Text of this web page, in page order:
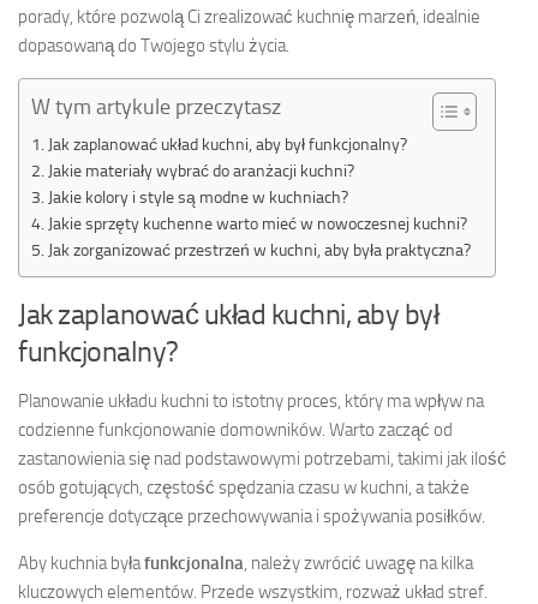
porady, które pozwolą Ci zrealizować kuchnię marzeń, idealnie
dopasowaną do Twojego stylu życia.
W tym artykule przeczytasz
Jak zaplanować układ kuchni, aby był funkcjonalny?
Jakie materiały wybrać do aranżacji kuchni?
Jakie kolory i style są modne w kuchniach?
Jakie sprzęty kuchenne warto mieć w nowoczesnej kuchni?
Jak zorganizować przestrzeń w kuchni, aby była praktyczna?
Jak zaplanować układ kuchni, aby był
funkcjonalny?
Planowanie układu kuchni to istotny proces, który ma wpływ na
codzienne funkcjonowanie domowników. Warto zacząć od
zastanowienia się nad podstawowymi potrzebami, takimi jak ilość
osób gotujących, częstość spędzania czasu w kuchni, a także
preferencje dotyczące przechowywania i spożywania posiłków.
Aby kuchnia byłafunkcjonalna, należy zwrócić uwagę na kilka
kluczowych elementów. Przede wszystkim, rozważ układ stref.